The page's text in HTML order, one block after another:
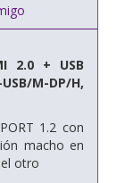
2.0 + USB
M-DP/H,
1.2 con
macho en
otro